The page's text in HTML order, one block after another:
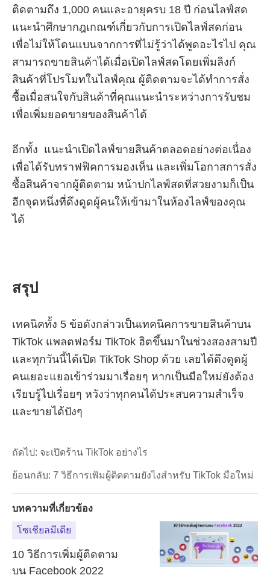
ย้อนกลับ: 7 วิธีการเพิ่มผู้ติดตามยังไงสำหรับ TikTok มือใหม่
ถัดไป: จะเปิดร้าน TikTok อย่างไร
บทความที่เกี่ยวข้อง
โซเชียลมีเดีย
10 วิธีการเพิ่มผู้ติดตาม
บน Facebook 2022